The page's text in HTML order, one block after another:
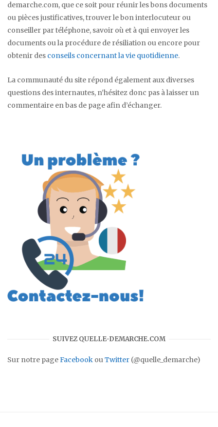
demarche.com, que ce soit pour réunir les bons documents
ou pièces justificatives, trouver le bon interlocuteur ou
conseiller par téléphone, savoir où et à qui envoyer les
documents ou la procédure de résiliation ou encore pour
obtenir des conseils concernant la vie quotidienne.
La communauté du site répond également aux diverses
questions des internautes, n’hésitez donc pas à laisser un
commentaire en bas de page afin d’échanger.
SUIVEZ QUELLE-DEMARCHE.COM
Sur notre pageFacebook ouTwitter (@quelle_demarche)